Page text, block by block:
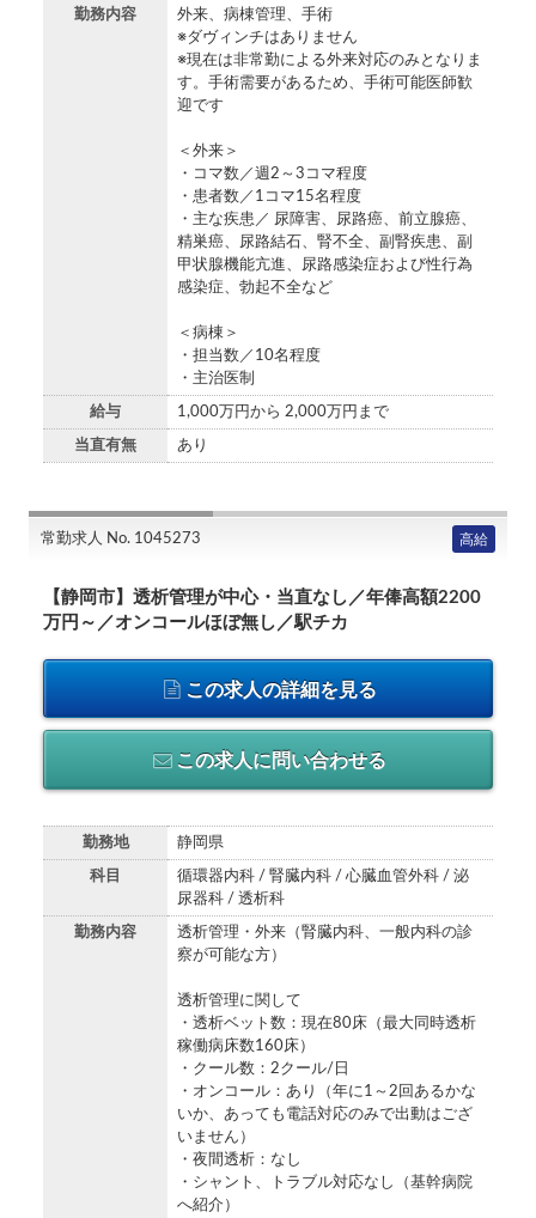
勤務内容
外来、病棟管理、手術
※ダヴィンチはありません
※現在は非常勤による外来対応のみとなりま
す。手術需要があるため、手術可能医師歓
迎です
＜外来＞
・コマ数／週2～3コマ程度
・患者数／1コマ15名程度
・主な疾患／ 尿障害、尿路癌、前立腺癌、
精巣癌、尿路結石、腎不全、副腎疾患、副
甲状腺機能亢進、尿路感染症および性行為
感染症、勃起不全など
＜病棟＞
・担当数／10名程度
・主治医制
給与 1,000万円から 2,000万円まで
当直有無 あり
常勤求人 No. 1045273 高給
【静岡市】透析管理が中心・当直なし／年俸高額2200
万円～／オンコールほぼ無し／駅チカ
この求人の詳細を見る
この求人に問い合わせる
勤務地 静岡県
科目
循環器内科 / 腎臓内科 / 心臓血管外科 / 泌
尿器科 / 透析科
勤務内容
透析管理・外来（腎臓内科、一般内科の診
察が可能な方）
透析管理に関して
・透析ベット数：現在80床（最大同時透析
稼働病床数160床）
・クール数：2クール/日
・オンコール：あり（年に1～2回あるかな
いか、あっても電話対応のみで出動はござ
いません）
・夜間透析：なし
・シャント、トラブル対応なし（基幹病院
へ紹介）